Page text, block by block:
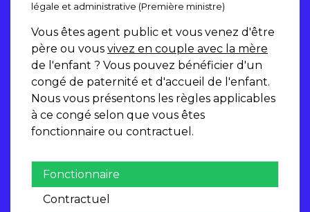
légale et administrative (Première ministre)
Vous êtes agent public et vous venez d'être
père ou vous vivez en couple avec la mère
de l'enfant ? Vous pouvez bénéficier d'un
congé de paternité et d'accueil de l'enfant.
Nous vous présentons les règles applicables
à ce congé selon que vous êtes
fonctionnaire ou contractuel.
Fonctionnaire
Contractuel